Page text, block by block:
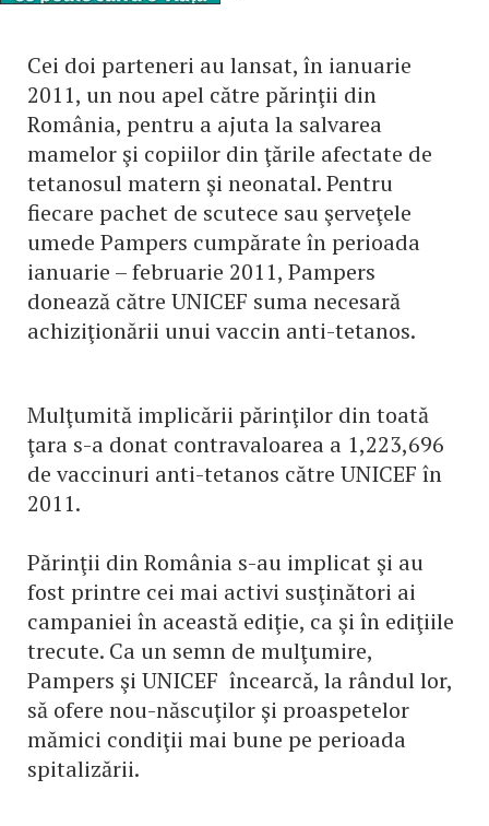
Cei doi parteneri au lansat, în ianuarie
2011, un nou apel către părinţii din
România, pentru a ajuta la salvarea
mamelor şi copiilor din ţările afectate de
tetanosul matern şi neonatal. Pentru
fiecare pachet de scutece sau şerveţele
umede Pampers cumpărate în perioada
ianuarie – februarie 2011, Pampers
donează către UNICEF suma necesară
achiziţionării unui vaccin anti-tetanos.
Mulţumită implicării părinţilor din toată
ţara s-a donat contravaloarea a 1,223,696
de vaccinuri anti-tetanos către UNICEF în
2011.
Părinţii din România s-au implicat şi au
fost printre cei mai activi susţinători ai
campaniei în această ediţie, ca şi în ediţiile
trecute. Ca un semn de mulţumire,
Pampers şi UNICEF încearcă, la rândul lor,
să ofere nou-născuţilor şi proaspetelor
mămici condiţii mai bune pe perioada
spitalizării.